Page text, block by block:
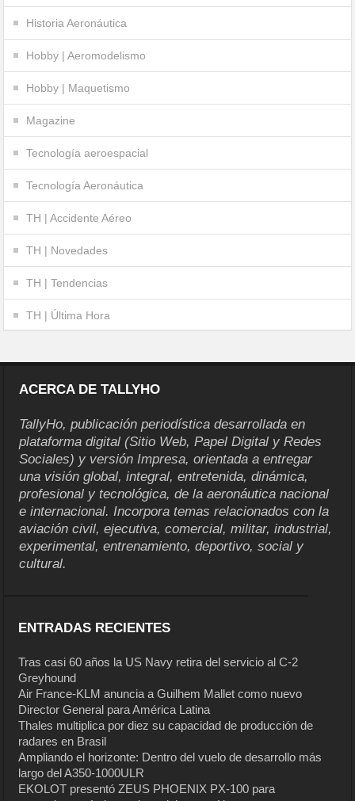
Historia Aeronáutica
Hobby | Aeromodelismo
Hobby | Maquetismo
Magazine
Tecnología aeroespacial
Tecnología Aeronáutica
TH | Accidente Aéreo
TH | Novedades
TH | Tendencias
TH | Última Hora
ACERCA DE TALLYHO
TallyHo, publicación periodística desarrollada en
plataforma digital (Sitio Web, Papel Digital y Redes
Sociales) y versión Impresa, orientada a entregar
una visión global, integral, entretenida, dinámica,
profesional y tecnológica, de la aeronáutica nacional
e internacional. Incorpora temas relacionados con la
aviación civil, ejecutiva, comercial, militar, industrial,
experimental, entrenamiento, deportivo, social y
cultural.
ENTRADAS RECIENTES
Tras casi 60 años la US Navy retira del servicio al C-2
Greyhound
Air France-KLM anuncia a Guilhem Mallet como nuevo
Director General para América Latina
Thales multiplica por diez su capacidad de producción de
radares en Brasil
Ampliando el horizonte: Dentro del vuelo de desarrollo más
largo del A350-1000ULR
EKOLOT presentó ZEUS PHOENIX PX-100 para